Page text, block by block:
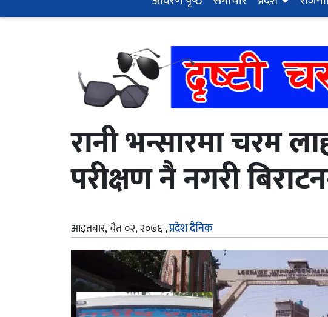
रानी भन्सारमा चरम
परीक्षण नै नगरी
आइतबार, चैत ०२, २०७६,प्रदेश दैनिक